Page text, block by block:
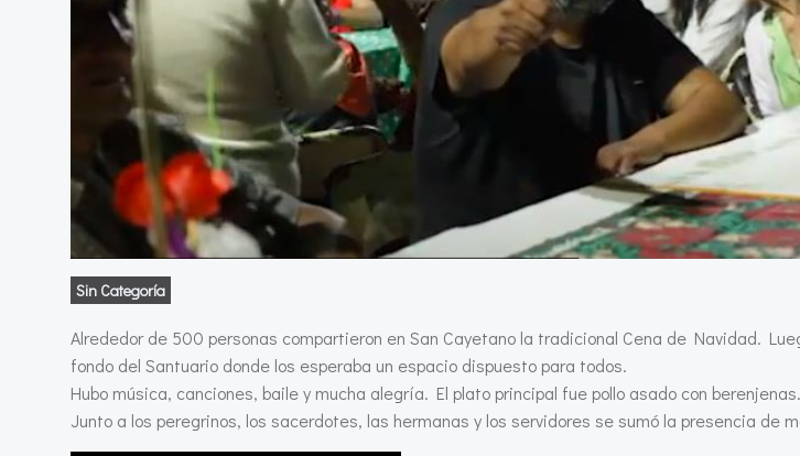
Sin Categoría
Alrededor de 500 personas compartieron en San Cayetano la tradicional Cena de Navidad.
fondo del Santuario donde los esperaba un espacio dispuesto para todos.
Hubo música, canciones, baile y mucha alegría. El plato principal fue pollo asado con berenjenas.
Junto a los peregrinos, los sacerdotes, las hermanas y los servidores se sumó la presencia de